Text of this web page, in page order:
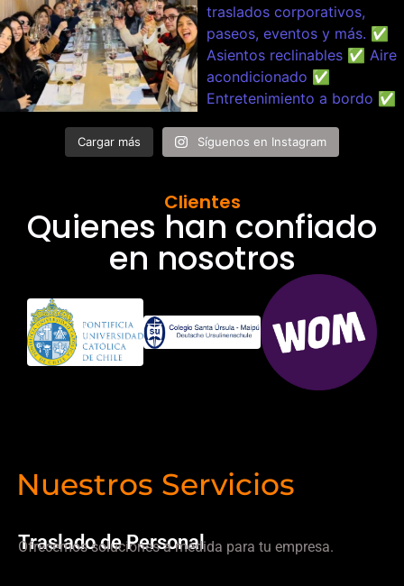
Cargar más Síguenos en Instagram
Clientes
Quienes han confiado
en nosotros
Nuestros Servicios
Traslado de Personal
Ofrecemos soluciones a medida para tu empresa.